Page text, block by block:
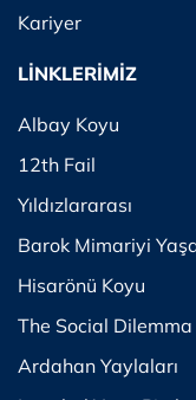
Kariyer
LİNKLERİMİZ
Albay Koyu
12th Fail
Yıldızlararası
Barok Mimariyi
Hisarönü Koyu
The Social Dilemma
Ardahan Yaylaları